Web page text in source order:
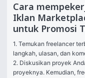
Cara
Iklan
untuk Promosi
1. Temukan freelancer
langkah, ulasan, dan
2. Diskusikan proyek
proyeknya. Kemudian,